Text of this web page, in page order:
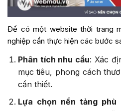
Để có một website thời trang
nghiệp cần thực hiện các bước
Phân tích nhu cầu: Xác
mục tiêu, phong cách
cần thiết.
Lựa chọn nền tảng phù